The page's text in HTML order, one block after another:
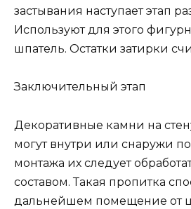
застывания наступает этап
Используют для этого
шпатель. Остатки затирки
Заключительный этап
Декоративные камни на
могут внутри или снаружи
монтажа их следует
составом. Такая пропитка
дальнейшем помещение от